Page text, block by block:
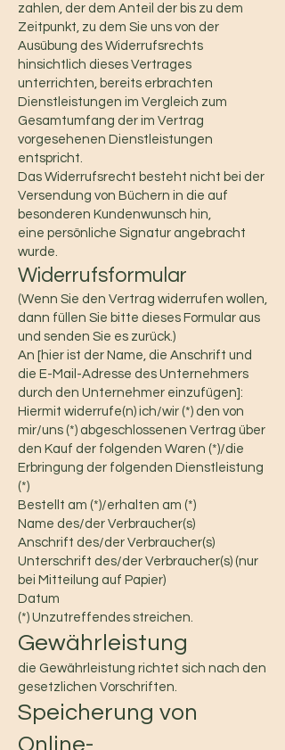
zahlen, der dem Anteil der bis zu dem
Zeitpunkt, zu dem Sie uns von der
Ausübung des Widerrufsrechts
hinsichtlich dieses Vertrages
unterrichten, bereits erbrachten
Dienstleistungen im Vergleich zum
Gesamtumfang der im Vertrag
vorgesehenen Dienstleistungen
entspricht.
Das Widerrufsrecht besteht nicht bei der
Versendung von Büchern in die auf
besonderen Kundenwunsch hin,
eine persönliche Signatur angebracht
wurde.
Widerrufsformular
(Wenn Sie den Vertrag widerrufen wollen,
dann füllen Sie bitte dieses Formular aus
und senden Sie es zurück.)
An [hier ist der Name, die Anschrift und
die E-Mail-Adresse des Unternehmers
durch den Unternehmer einzufügen]:
Hiermit widerrufe(n) ich/wir (*) den von
mir/uns (*) abgeschlossenen Vertrag über
den Kauf der folgenden Waren (*)/die
Erbringung der folgenden Dienstleistung
(*)
Bestellt am (*)/erhalten am (*)
Name des/der Verbraucher(s)
Anschrift des/der Verbraucher(s)
Unterschrift des/der Verbraucher(s) (nur
bei Mitteilung auf Papier)
Datum
(*) Unzutreffendes streichen.
Gewährleistung
die Gewährleistung richtet sich nach den
gesetzlichen Vorschriften.
Speicherung von
Online-